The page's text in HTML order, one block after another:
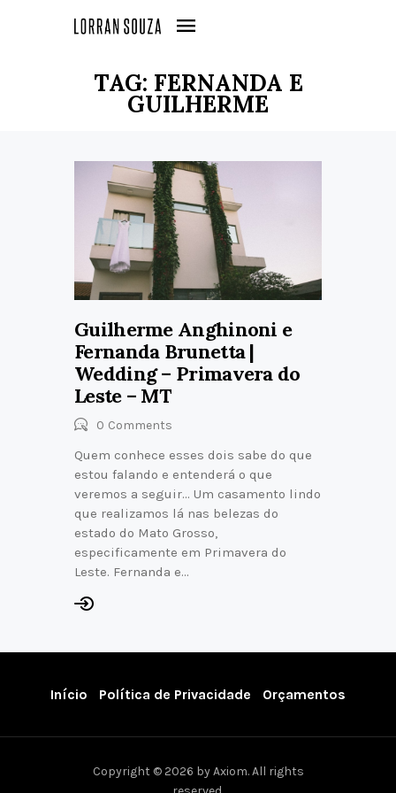
TAG: FERNANDA E
GUILHERME
Guilherme Anghinoni e
Fernanda Brunetta |
Wedding – Primavera do
Leste – MT
0 Comments
Quem conhece esses dois sabe do que
estou falando e entenderá o que
veremos a seguir… Um casamento lindo
que realizamos lá nas belezas do
estado do Mato Grosso,
especificamente em Primavera do
Leste. Fernanda e…
Início Política de Privacidade Orçamentos
Copyright © 2026 by Axiom. All rights